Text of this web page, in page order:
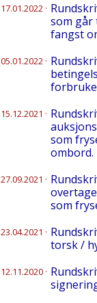
17.01.2022 ·
som går
fangst
05.01.2022 ·
15.12.2021 ·
som
ombord.
27.09.2021 ·
som
23.04.2021 ·
torsk /
12.11.2020 ·